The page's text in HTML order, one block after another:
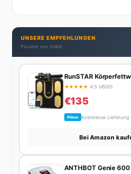
UNSERE EMPFEHLUNGEN
Passend zum Artikel
RunSTAR
★★★★★ 4.5 (4500)
€135
Prime Kostenlose Lieferung
Bei Amazon
ANTHBOT Genie